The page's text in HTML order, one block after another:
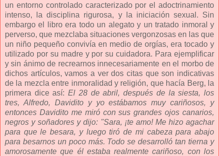
un entorno controlado caracterizado por el adoctrinamiento
intenso, la disciplina rigurosa, y la iniciación sexual. Sin
embargo el libro era todo un alegato y un tratado inmoral y
perverso, que mezclaba situaciones vergonzosas en las que
un niño pequeño convivía en medio de orgías, era tocado y
utilizado por su madre y por su cuidadora. Para ejemplificar
y sin ánimo de recrearnos innecesariamente en el morbo de
dichos artículos, vamos a ver dos citas que son indicativas
de la mezcla entre inmoralidad y religión, que hacía Berg, la
primera dice así:El 28 de abril, después de la siesta, los
tres, Alfredo, Davidito y yo estábamos muy cariñosos, y
entonces Davidito me miró con sus grandes ojos canarios,
negros y soñadores y dijo: "Sara, ¡te amo! Me hizo agachar
para que le besara, y luego tiró de mi cabeza para abajo
para besarnos un poco más. Todo se desarrolló tan tierna y
amorosamente que él estaba realmente cariñoso, con los